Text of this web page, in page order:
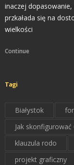
inaczej
przkałada się na
wielkości
Continue
Tagi
Białystok
Jak skonfigurować
klauzula rodo
projekt graficzny